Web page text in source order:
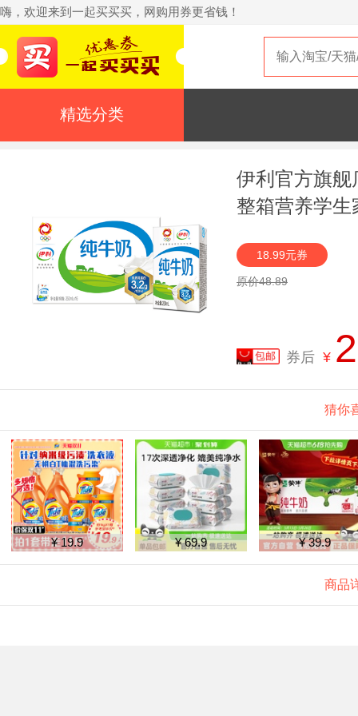
嗨，欢迎来到一起买买买，网购用券更省钱！
精选分类
伊利官方旗舰
整箱营养学
18.99元券
原价48.89
券后 ¥
猜你
¥ 19.9 ¥ 69.9 ¥ 39.9
商品